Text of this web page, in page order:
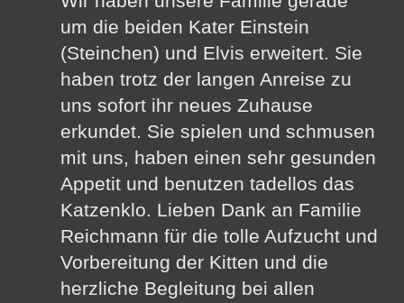
um die beiden Kater Einstein
(Steinchen) und Elvis erweitert. Sie
haben trotz der langen Anreise zu
uns sofort ihr neues Zuhause
erkundet. Sie spielen und schmusen
mit uns, haben einen sehr gesunden
Appetit und benutzen tadellos das
Katzenklo. Lieben Dank an Familie
Reichmann für die tolle Aufzucht und
Vorbereitung der Kitten und die
herzliche Begleitung bei allen